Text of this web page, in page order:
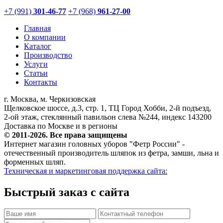
+7 (991) 301-46-77 +7 (968) 961-27-00
Главная
О компании
Каталог
Производство
Услуги
Статьи
Контакты
г. Москва, м. Черкизовская
Щелковское шоссе, д.3, стр. 1, ТЦ Город Хобби, 2-й подъезд,
2-ой этаж, стеклянный павильон слева №244, индекс 143200
Доставка по Москве и в регионы
© 2011-2026. Все права защищены
Интернет магазин головных уборов "Фетр России" -
отечественный производитель шляпок из фетра, замши, льна и
форменных шляп.
Техническая и маркетинговая поддержка сайта:
Быстрый заказ с сайта